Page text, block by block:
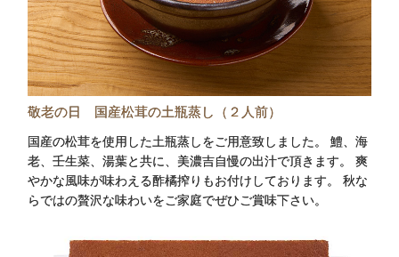
敬老の日 国産松茸の土瓶蒸し（２人前）
国産の松茸を使用した土瓶蒸しをご用意致しました。 鱧、海
老、壬生菜、湯葉と共に、美濃吉自慢の出汁で頂きます。 爽
やかな風味が味わえる酢橘搾りもお付けしております。 秋な
らではの贅沢な味わいをご家庭でぜひご賞味下さい。